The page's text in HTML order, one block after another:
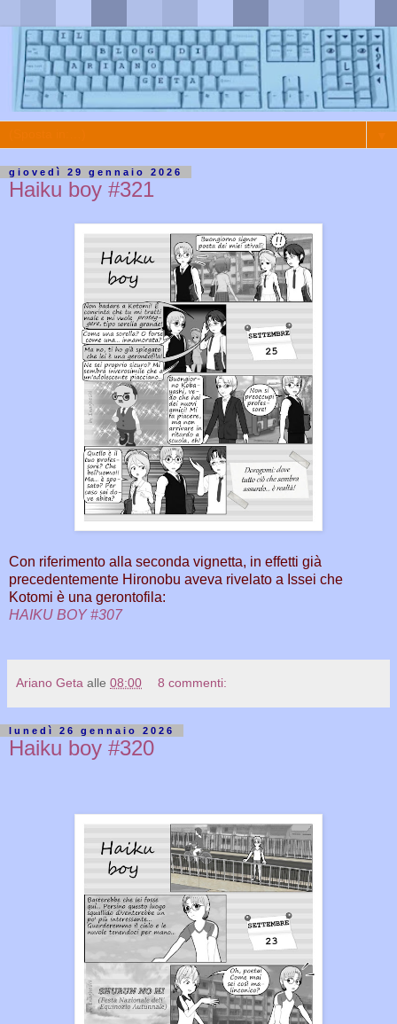
giovedì 29 gennaio 2026
Haiku boy #321
Con riferimento alla seconda vignetta, in effetti già
precedentemente Hironobu aveva rivelato a Issei che
Kotomi è una gerontofila:
HAIKU BOY #307
Ariano Geta alle 08:00 8 commenti:
lunedì 26 gennaio 2026
Haiku boy #320